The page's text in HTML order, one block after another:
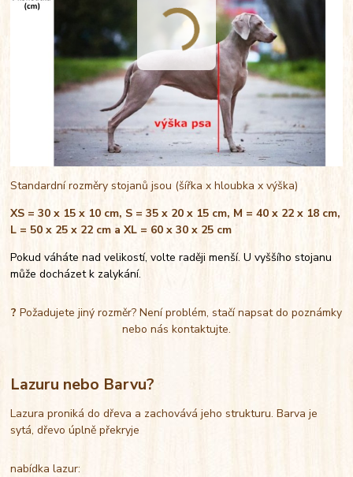
Standardní rozměry stojanů jsou (šířka x hloubka x výška)
XS = 30 x 15 x 10 cm, S = 35 x 20 x 15 cm, M = 40 x 22 x 18 cm,
L = 50 x 25 x 22 cm a XL = 60 x 30 x 25 cm
Pokud váháte nad velikostí, volte raději menší. U vyššího stojanu
může docházet k zalykání.
? Požadujete jiný rozměr? Není problém, stačí napsat do poznámky
nebo nás kontaktujte.
Lazuru nebo Barvu?
Lazura proniká do dřeva a zachovává jeho strukturu. Barva je
sytá, dřevo úplně překryje
nabídka lazur: